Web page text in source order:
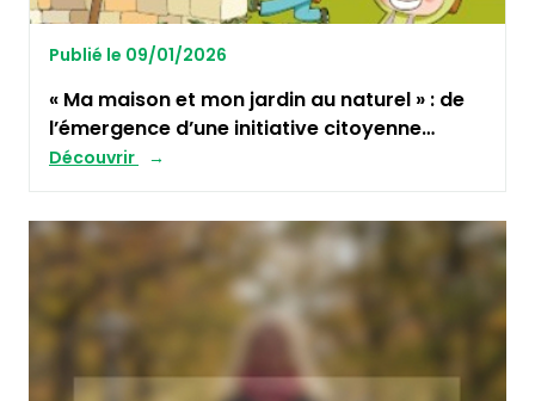
Publié le 09/01/2026
« Ma maison et mon jardin au naturel » : de
l’émergence d’une initiative citoyenne…
Découvrir